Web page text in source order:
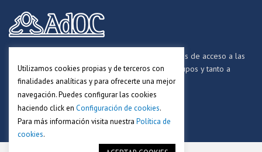
Formamos opositores para los procesos selectivos de acceso a las
distintas Administraciones Públicas, a todos los grupos y tanto a
personal funcionario, laboral y estatutario.
Utilizamos cookies propias y de terceros con
finalidades analíticas y para ofrecerte una mejor
navegación. Puedes configurar las cookies
haciendo click en Configuración de cookies.
Para más información visita nuestra Política de
cookies.